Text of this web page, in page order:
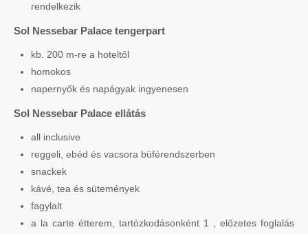
rendelkezik
Sol Nessebar Palace tengerpart
kb. 200 m-re a hoteltől
homokos
napernyők és napágyak ingyenesen
Sol Nessebar Palace ellátás
all inclusive
reggeli, ebéd és vacsora büférendszerben
snackek
kávé, tea és sütemények
fagylalt
a la carte étterem, tartózkodásonként 1 , előzetes foglalás